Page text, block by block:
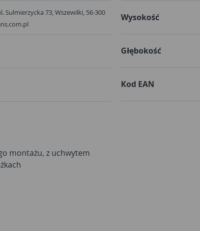
Sulmierzycka 73, Wszewilki, 56-300
Wysokość
Głębokość
Kod EAN
montażu, z uchwytem